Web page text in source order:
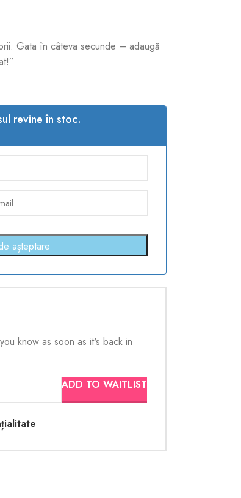
Gata în câteva secunde – adaugă
revine în stoc.
know as soon as it's back in
ADD TO WAITLIST